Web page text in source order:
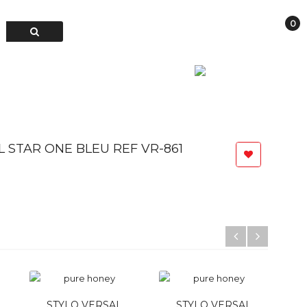
0
STAR ONE BLEU REF VR-861